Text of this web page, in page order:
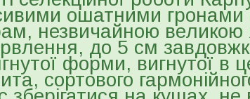
ошатними гронами
незвичайною великою
до 5 см
форми, вигнутої в
сортового